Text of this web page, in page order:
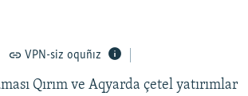
VPN-siz oquñız
Qırım ve Aqyarda çetel yatırımlar